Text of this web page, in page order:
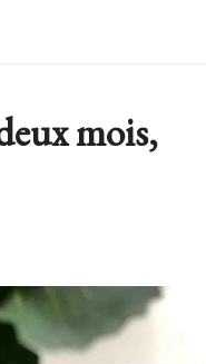
mois,